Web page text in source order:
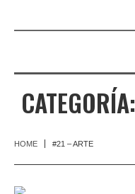
CATEGORÍA:
HOME #21 – ARTE